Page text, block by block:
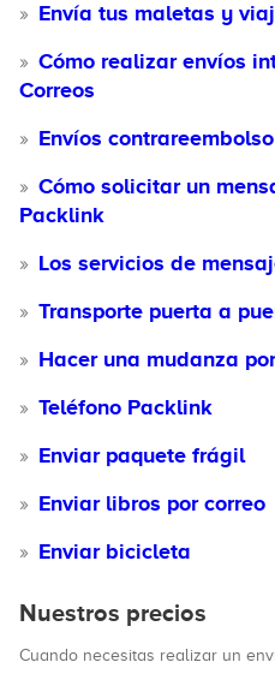
Envía tus maletas y
Cómo realizar envíos
Correos
Envíos contrareembolso
Cómo solicitar un
Packlink
Los servicios de
Transporte puerta a
Hacer una mudanza
Teléfono Packlink
Enviar paquete frágil
Enviar libros por correo
Enviar bicicleta
Nuestros precios
Cuando necesitas realizar un